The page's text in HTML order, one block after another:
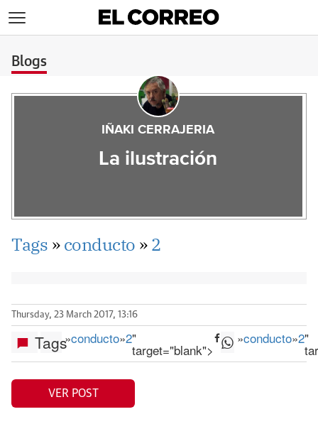
Blogs
IÑAKI CERRAJERIA
La ilustración
Tags »conducto »2
Thursday, 23 March 2017, 13:16
Tags»conducto»2"
target="blank">
»conducto»2"
VER POST